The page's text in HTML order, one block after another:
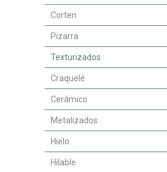
Corten
Pizarra
Texturizados
Craquelé
Cerámico
Metalizados
Hielo
Hilable